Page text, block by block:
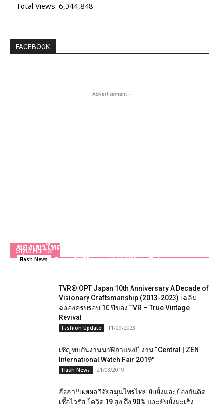
Total Views: 6,044,848
FACEBOOK
- Advertisement -
Style Hunter
ของเขาใหญ่
Flash News Team GLITZmag - 10/10/2023 0
TVR® OPT Japan 10th Anniversary A Decade of
Visionary Craftsmanship (2013-2023) เฉลิม
ฉลองครบรอบ 10 ปีของ TVR – True Vintage
Revival
Fashion Update 11/09/2023
เชิญ​พบ​กันงานนาฬิกา​แห่ง​ปี​ งาน “Central | ZEN
International Watch Fair 2019″
Flash News 21/08/2019
ฮือฮา!!เผยผลวิจัยสมุนไพรไทย ยับยั้งและป้องกันติด
เชื้อไวรัส โควิด 19 สูง ถึง 90% และยับยั้งมะเร็ง